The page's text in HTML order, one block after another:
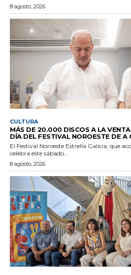
8 agosto, 2026
CULTURA
MÁS DE 20.000 DISCOS A LA VENTA
DÍA DEL FESTIVAL NOROESTE DE A
El Festival Noroeste Estrella Galicia, que
celebra este sábado...
8 agosto, 2026